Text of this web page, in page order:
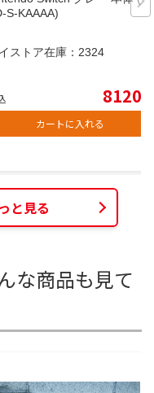
S-KAAAA)
ストア在庫： 2324
8120
カートに入れる
と見る
な商品も見て